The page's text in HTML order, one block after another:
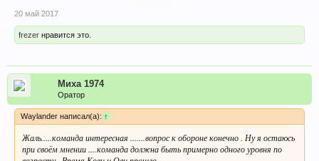
20 май 2017
frezer нравится это.
Миха 1974
Оратор
Waylander написал(а):↑
Жаль.....команда интересная .......вопрос к обороне конечно . Ну я остаюсь
при своём мнении ....команда должна быть примерно одного уровня по